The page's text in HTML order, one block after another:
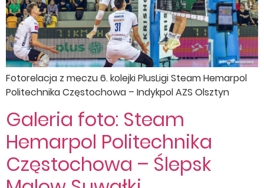
Fotorelacja z meczu 6. kolejki PlusLigi Steam Hemarpol
Politechnika Częstochowa – Indykpol AZS Olsztyn
Galeria foto: Steam
Hemarpol Politechnika
Częstochowa – Ślepsk